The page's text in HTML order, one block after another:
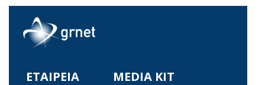
ΕΤΑΙΡΕΙΑ MEDIA KIT